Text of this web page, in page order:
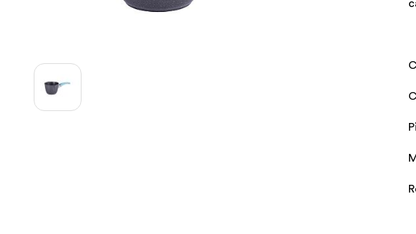
Contemporánea Terra